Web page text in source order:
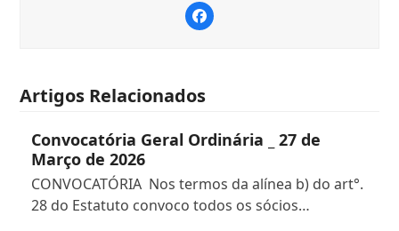
Facebook
Artigos Relacionados
Convocatória Geral Ordinária _ 27 de
Março de 2026
CONVOCATÓRIA Nos termos da alínea b) do art°.
28 do Estatuto convoco todos os sócios…